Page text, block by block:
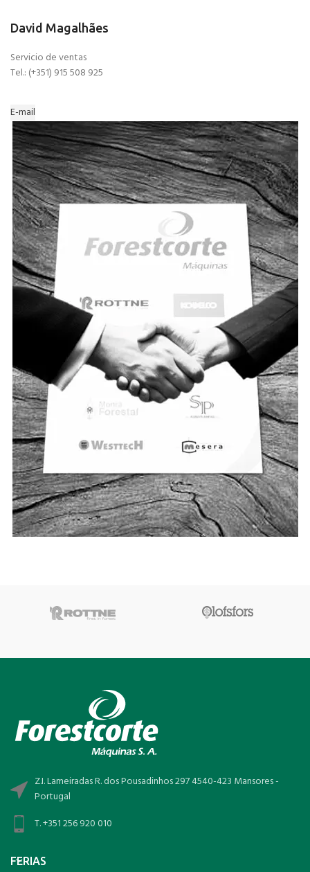
David Magalhães
Servicio de ventas
Tel.: (+351) 915 508 925
E-mail
Z.I. Lameiradas R. dos Pousadinhos 297 4540-423 Mansores -
Portugal
T. +351 256 920 010
FERIAS